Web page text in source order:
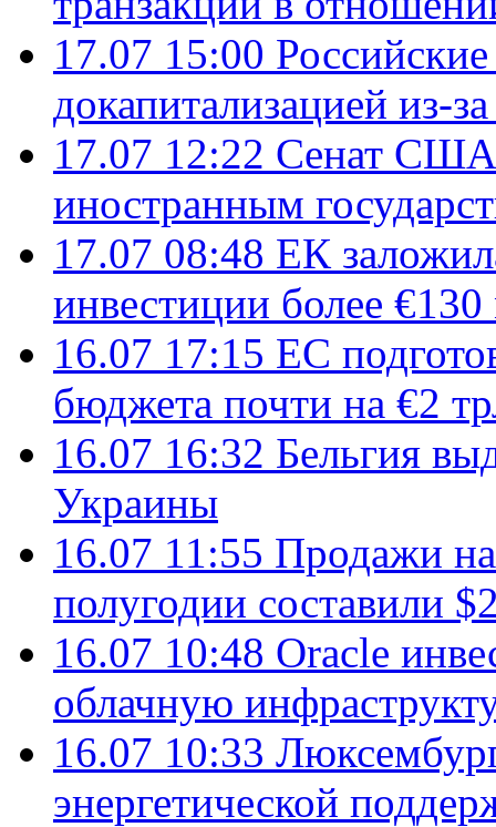
17.07 15:00
докапитализацией из-
17.07 12:22 Сенат США
иностранным
17.07 08:48 ЕК
инвестиции более
16.07 17:15 ЕС
бюджета почти на €2
16.07 16:32 Бельгия
Украины
16.07 11:55 Продажи
полугодии составили
16.07 10:48 Oracle
облачную
16.07 10:33
энергетической